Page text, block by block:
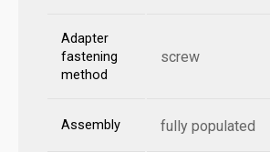
Adapter
fastening
method
screw
Assembly fully populated